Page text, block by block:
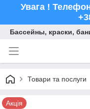
Увага !
Бассейны, краски,
Товари та послуги
Акція